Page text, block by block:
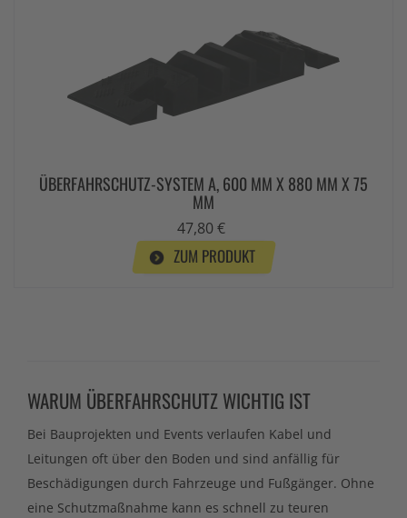
ÜBERFAHRSCHUTZ-SYSTEM A, 600 MM X 880 MM X 75
MM
47,80 €
ZUM PRODUKT
WARUM ÜBERFAHRSCHUTZ WICHTIG IST
Bei Bauprojekten und Events verlaufen Kabel und
Leitungen oft über den Boden und sind anfällig für
Beschädigungen durch Fahrzeuge und Fußgänger. Ohne
eine Schutzmaßnahme kann es schnell zu teuren